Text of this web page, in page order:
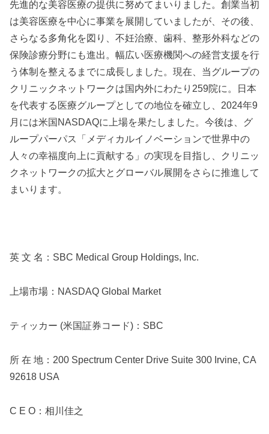
先進的な美容医療の提供に努めてまいりました。創業当初
は美容医療を中心に事業を展開していましたが、その後、
さらなる多角化を図り、不妊治療、歯科、整形外科などの
保険診療分野にも進出。幅広い医療機関への経営支援を行
う体制を整えるまでに成長しました。現在、当グループの
クリニックネットワークは国内外にわたり259院に。日本
を代表する医療グループとしての地位を確立し、2024年9
月には米国NASDAQに上場を果たしました。今後は、グ
ループパーパス「メディカルイノベーションで世界中の
人々の幸福度向上に貢献する」の実現を目指し、クリニッ
クネットワークの拡大とグローバル展開をさらに推進して
まいります。
英 文 名：SBC Medical Group Holdings, Inc.
上場市場：NASDAQ Global Market
ティッカー (米国証券コード)：SBC
所 在 地：200 Spectrum Center Drive Suite 300 Irvine, CA
92618 USA
C E O：相川佳之